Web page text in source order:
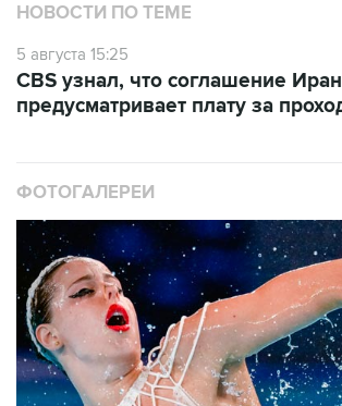
НОВОСТИ ПО ТЕМЕ
5 августа 15:25
CBS узнал, что соглашение
предусматривает плату за
ФОТОГАЛЕРЕИ